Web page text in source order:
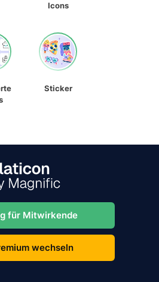
Icons
Sticker
für Mitwirkende
wechseln